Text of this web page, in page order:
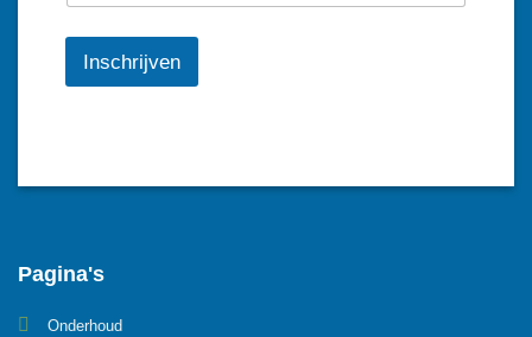
Inschrijven
Pagina's
Onderhoud